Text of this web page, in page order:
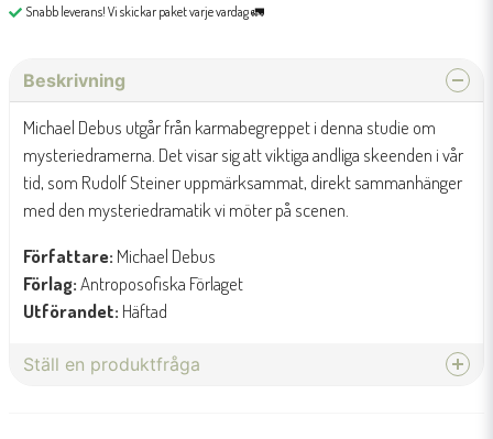
Snabb leverans! Vi skickar paket varje vardag 🚛
Beskrivning
Michael Debus utgår från karmabegreppet i denna studie om
mysteriedramerna. Det visar sig att viktiga andliga skeenden i vår
tid, som Rudolf Steiner uppmärksammat, direkt sammanhänger
med den mysteriedramatik vi möter på scenen.
Författare: Michael Debus
Förlag:Antroposofiska Förlaget
Utförandet: Häftad
Ställ en produktfråga